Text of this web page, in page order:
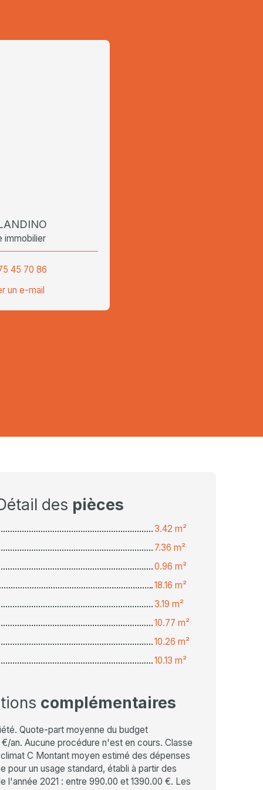
immobilier
45 70 86
un e-mail
des pièces
3.42 m²
7.36 m²
0.96 m²
18.16 m²
3.19 m²
10.77 m²
10.26 m²
10.13 m²
complémentaires
Quote-part moyenne du budget
an. Aucune procédure n'est en cours. Classe
C Montant moyen estimé des dépenses
pour un usage standard, établi à partir des
l'année 2021 : entre 990.00 et 1390.00 €. Les